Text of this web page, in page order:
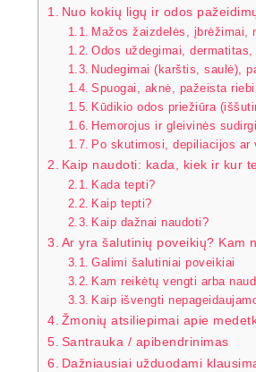
Nuo kokių ligų ir odos
Mažos žaizdelės, įbrėžimai,
Odos uždegimai,
Nudegimai (karštis, saulė),
Spuogai, aknė, pažeista
Kūdikio odos priežiūra
Hemorojus ir gleivinės
Po skutimosi, depiliacijos ar
Kaip naudoti: kada, kiek ir kur
Kada tepti?
Kaip tepti?
Kaip dažnai naudoti?
Ar yra šalutinių poveikių? Kam
Galimi šalutiniai poveikiai
Kam reikėtų vengti arba
Kaip išvengti
Žmonių atsiliepimai apie
Santrauka / apibendrinimas
Dažniausiai užduodami